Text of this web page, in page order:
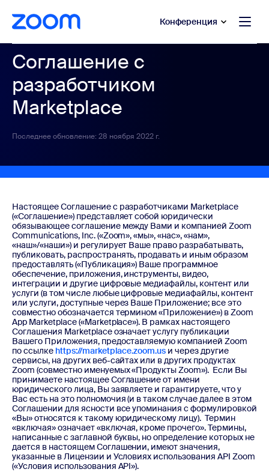
содержанию
в чат помощи Конференция
Соглашение с
разработчиком
Marketplace
Последнее обновление: 28 ноября 2022 г.
Настоящее Соглашение с разработчиками Marketplace
(«Соглашение») представляет собой юридически
обязывающее соглашение между Вами и компанией Zoom
Communications, Inc. («Zoom», «мы», «нас», «нам»,
«наш»/«наши») и регулирует Ваше право разрабатывать,
публиковать, распространять, продавать и иным образом
предоставлять («Публикация») Ваше программное
обеспечение, приложения, инструменты, видео,
интеграции и другие цифровые медиафайлы, контент или
услуги (в том числе любые цифровые медиафайлы, контент
или услуги, доступные через Ваше Приложение; все это
совместно обозначается термином «Приложение») в Zoom
App Marketplace («Marketplace»). В рамках настоящего
Соглашения Marketplace означает услугу публикации
Вашего Приложения, предоставляемую компанией Zoom
по ссылке https://marketplace.zoom.us и через другие
сервисы, на других веб-сайтах или в других продуктах
Zoom (совместно именуемых «Продукты Zoom»). Если Вы
принимаете настоящее Соглашение от имени
юридического лица, Вы заявляете и гарантируете, что у
Вас есть на это полномочия (и в таком случае далее в этом
Соглашении для ясности все упоминания с формулировкой
«Вы» относятся к такому юридическому лицу). Термин
«включая» означает «включая, кроме прочего». Термины,
написанные с заглавной буквы, но определение которых не
дается в настоящем Соглашении, имеют значения,
указанные в Лицензии и Условиях использования API Zoom
(«Условия использования API»).